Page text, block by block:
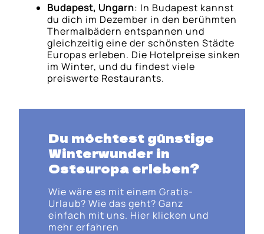
Budapest, Ungarn: In Budapest kannst
du dich im Dezember in den berühmten
Thermalbädern entspannen und
gleichzeitig eine der schönsten Städte
Europas erleben. Die Hotelpreise sinken
im Winter, und du findest viele
preiswerte Restaurants.
Du möchtest günstige
Winterwunder in
Osteuropa erleben?
Wie wäre es mit einem Gratis-
Urlaub? Wie das geht? Ganz
einfach mit uns. Hier klicken und
mehr erfahren